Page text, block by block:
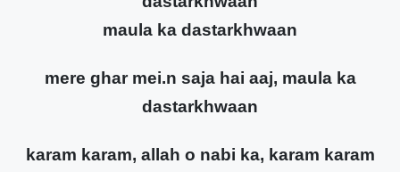
maula ka dastarkhwaan
mere ghar mei.n saja hai aaj, maula ka
dastarkhwaan
karam karam, allah o nabi ka, karam karam